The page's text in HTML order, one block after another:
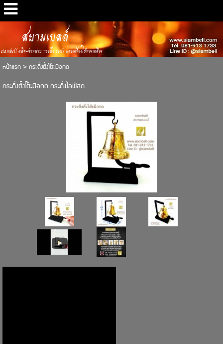
สยามเบลล์
siambell ผลิต-จำหน่าย กระดิ่ง ระฆัง และเครื่องใช้ทองเหลือง
หน้าแรก> กระดิ่งตั้งโต๊ะมือกด
กระดิ่งตั้งโต๊ะมือกด กระดิ่งไลฟ์สด